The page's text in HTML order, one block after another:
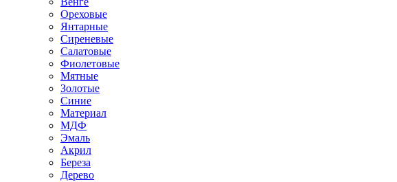
Ореховые
Янтарные
Сиреневые
Салатовые
Фиолетовые
Мятные
Золотые
Синие
Материал
МДФ
Эмаль
Акрил
Береза
Дерево